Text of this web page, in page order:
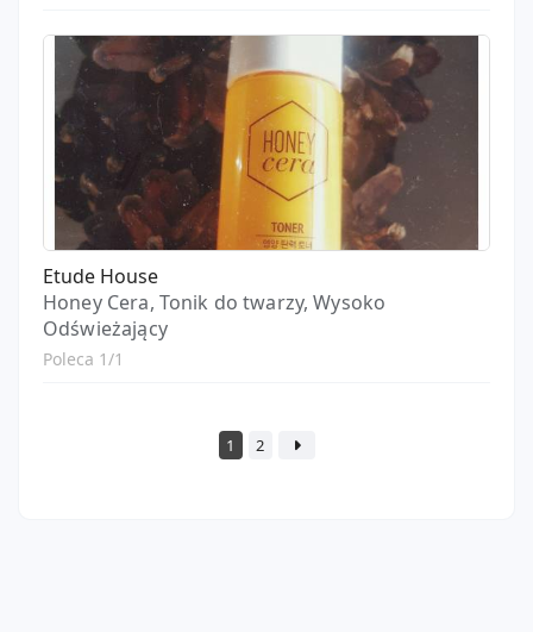
Etude House
Honey Cera, Tonik do twarzy, Wysoko
Odświeżający
Poleca 1/1
1 2